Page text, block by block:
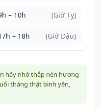
– 10h (Giờ Tỵ)
– 18h (Giờ Dậu)
hãy nhớ thắp nén hương
tháng thật bình yên,